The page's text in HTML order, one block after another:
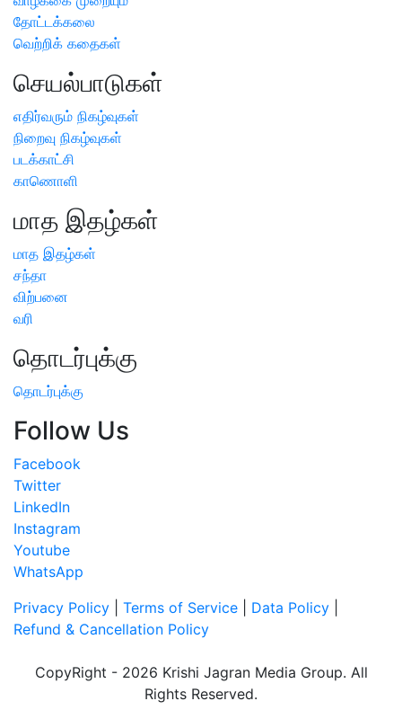
தோட்டக்கலை
வெற்றிக் கதைகள்
செயல்பாடுகள்
எதிர்வரும் நிகழ்வுகள்
நிறைவு நிகழ்வுகள்
படக்காட்சி
காணொளி
மாத இதழ்கள்
மாத இதழ்கள்
சந்தா
விற்பனை
வரி
தொடர்புக்கு
தொடர்புக்கு
Follow Us
Facebook
Twitter
LinkedIn
Instagram
Youtube
WhatsApp
Privacy Policy
Terms of Service Data Policy
Refund & Cancellation Policy
CopyRight - 2026 Krishi Jagran Media Group. All
Rights Reserved.